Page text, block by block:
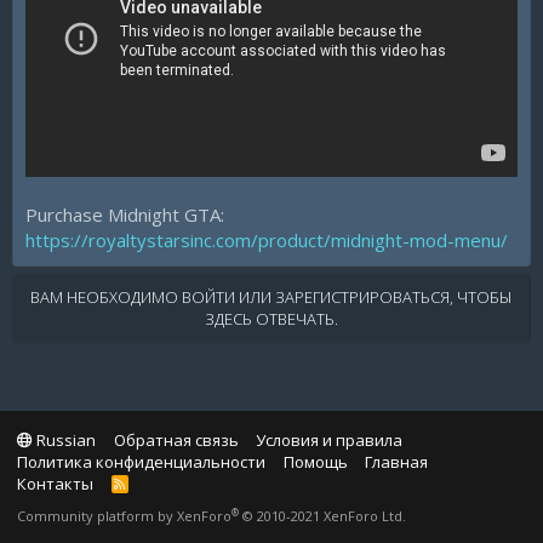
Purchase Midnight GTA:
https://royaltystarsinc.com/product/midnight-mod-menu/
ВАМ НЕОБХОДИМО ВОЙТИ ИЛИ ЗАРЕГИСТРИРОВАТЬСЯ, ЧТОБЫ
ЗДЕСЬ ОТВЕЧАТЬ.
Russian Обратная связь
Условия и правила
Политика конфиденциальности
Помощь
Главная
Контакты
R
S
Community platform by XenForo® © 2010-2021 XenForo Ltd.